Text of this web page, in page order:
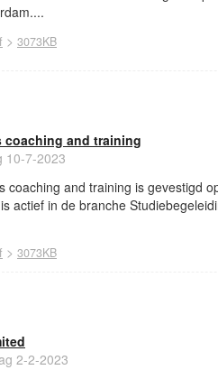
> 3073KB
and training
10-7-2023
coaching and training is gevestigd
actief in de branche
> 3073KB
2-2-2023